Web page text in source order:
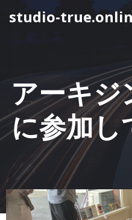
studio-
アーキジ
に参加し